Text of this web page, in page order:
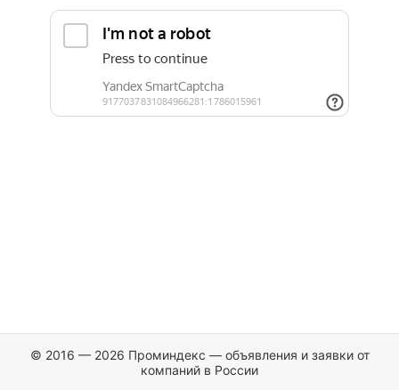
© 2016 — 2026 Проминдекс — объявления и заявки от
компаний в России